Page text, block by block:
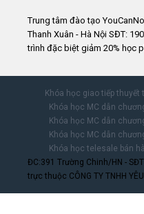
Trung tâm đào tạo
Thanh Xuân - Hà Nội SĐT:
trình đặc biệt giảm 20% học
Khóa học giao tiếp thuyết
Khóa học MC dẫn
Khóa học MC dẫn
Khóa học MC dẫn
Khóa học telesale bán
ĐC:391 Trường Chinh/HN -
trực thuộc CÔNG TY TNHH